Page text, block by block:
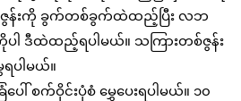
စ်ဇွန်းကို ခွက်တစ်ခွက်ထဲထည့်ပြီး လဘ
ပါ ဒီထဲထည့်ရပါမယ်။ သကြားတစ်ဇွန်း
ပါမယ်။
ေါ် စက်ဝိုင်းပုံစံ မွှေပေးရပါမယ်။ ၁၀